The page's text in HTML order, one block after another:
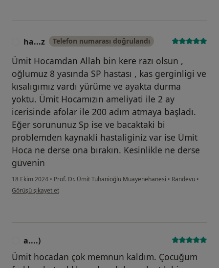
ha...z Telefon numarası doğrulandı
Ümit Hocamdan Allah bin kere razı olsun ,
oğlumuz 8 yasında SP hastası , kas gerginligi ve
kısalıgımız vardı yürüme ve ayakta durma
yoktu. Ümit Hocamızın ameliyati ile 2 ay
icerisinde afolar ile 200 adım atmaya başladı.
Eğer sorununuz Sp ise ve bacaktaki bi
problemden kaynakli hastaliginiz var ise Ümit
Hoca ne derse ona bırakın. Kesinlikle ne derse
güvenin
18 Ekim 2024 • Prof. Dr. Ümit Tuhanioğlu Muayenehanesi • Randevu •
kullanıcının görüşüne göre ha...z
Görüşü şikayet et
a....)
Ümit hocadan çok memnun kaldım. Çocuğum